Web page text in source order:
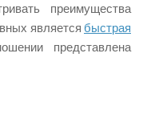
преимущества
является быстрая
представлена